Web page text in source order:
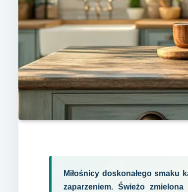
Miłośnicy doskonałego smaku
zaparzeniem. Świeżo